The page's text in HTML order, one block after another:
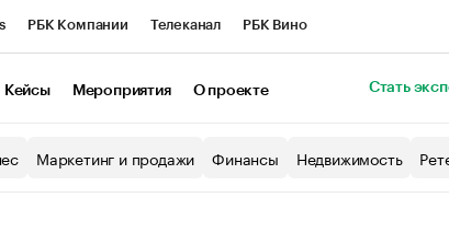
РБК Компании Телеканал РБК Вино
Экономика Бизнес
Кейсы Мероприятия О проекте Стать
Маркетинг и продажи Финансы Недвижимость